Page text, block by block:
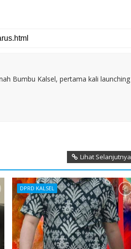
Bumbu Kalsel, pertama kali launching
Lihat Selanjutnya
DPRD KALSEL